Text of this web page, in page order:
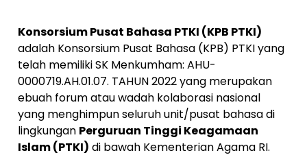
Konsorsium Pusat Bahasa PTKI (KPB PTKI)
adalah Konsorsium Pusat Bahasa (KPB) PTKI yang
telah memiliki SK Menkumham: AHU-
0000719.AH.01.07. TAHUN 2022 yang merupakan
ebuah forum atau wadah kolaborasi nasional
yang menghimpun seluruh unit/pusat bahasa di
lingkungan Perguruan Tinggi Keagamaan
Islam (PTKI) di bawah Kementerian Agama RI.